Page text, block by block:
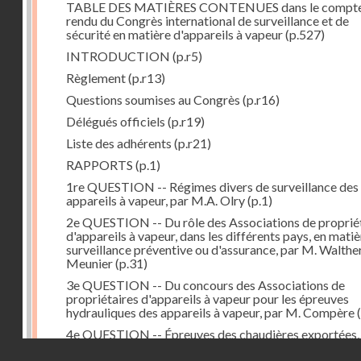
TABLE DES MATIÈRES CONTENUES dans le
rendu du Congrès international de surveillance et de
sécurité en matière d'appareils à vapeur(p.527)
INTRODUCTION (p.r5)
Règlement(p.r13)
Questions soumises au Congrès (p.r16)
Délégués officiels (p.r19)
Liste des adhérents (p.r21)
RAPPORTS (p.1)
1re QUESTION -- Régimes divers de surveillance des
appareils à vapeur, par M.A. Olry(p.1)
2e QUESTION -- Du rôle des Associations de
d'appareils à vapeur, dans les différents pays, en
surveillance préventive ou d'assurance, par M.
Meunier(p.31)
3e QUESTION -- Du concours des Associations de
propriétaires d'appareils à vapeur pour les épreuves
hydrauliques des appareils à vapeur, par M. Compère
4e QUESTION -- Épreuves des chaudières